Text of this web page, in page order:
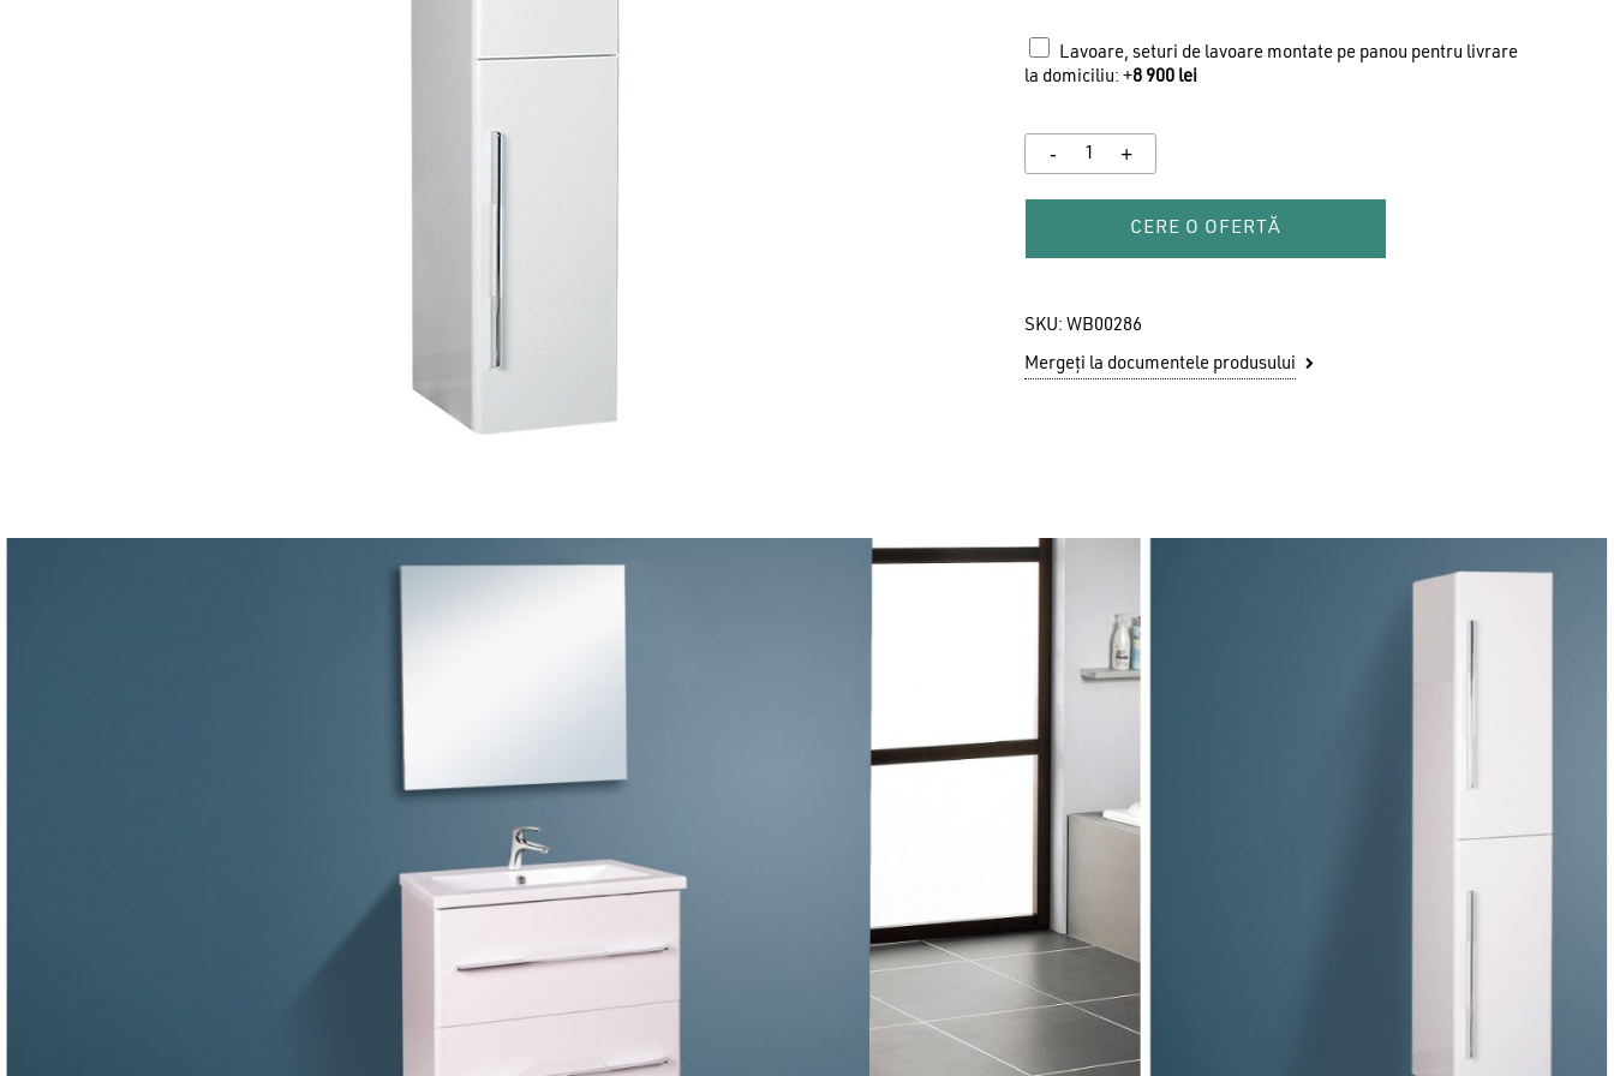
Lavoare, seturi de lavoare montate pe panou pentru livrare
la domiciliu: +8 900 lei
CERE O OFERTĂ
SKU: WB00286
Mergeți la documentele produsului